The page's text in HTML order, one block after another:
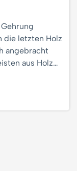
die letzten Holz
angebracht
aus Holz…